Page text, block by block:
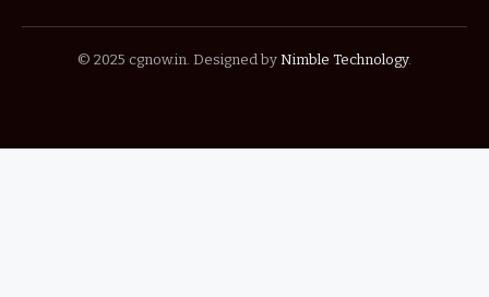
© 2025 cgnow.in. Designed by Nimble Technology.